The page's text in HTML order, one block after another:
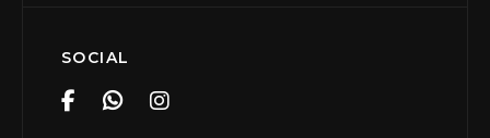
SOCIAL